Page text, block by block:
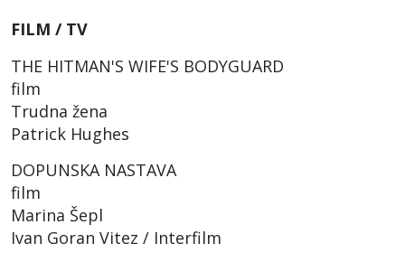
FILM / TV
THE HITMAN'S WIFE'S BODYGUARD
film
Trudna žena
Patrick Hughes
DOPUNSKA NASTAVA
film
Marina Šepl
Ivan Goran Vitez / Interfilm